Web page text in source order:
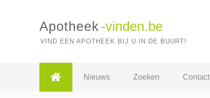
Apotheek -vinden.be
VIND EEN APOTHEEK BIJ U IN DE BUURT!
Nieuws Zoeken Contact